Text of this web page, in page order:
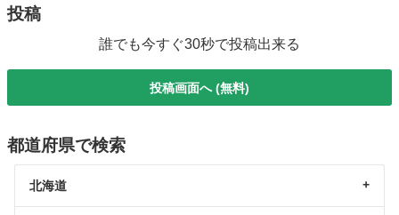
投稿
誰でも今すぐ30秒で投稿出来る
投稿画面へ (無料)
都道府県で検索
北海道